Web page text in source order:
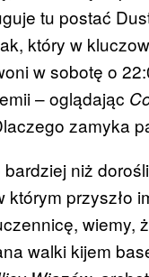
tu postać
który w
w sobotę o
– oglądając
zamyka
niż
którym przyszło
wiemy,
walki kijem